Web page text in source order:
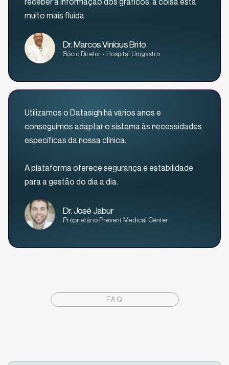
muito mais fluida.
Dr. Marcos Vinícius Brito
Sócio Diretor - Hospital Unigastro
Utilizamos o Datasigh há vários anos e
conseguimos adaptar o sistema às necessidades
específicas da nossa clínica.
A plataforma oferece segurança e estabilidade
para a gestão do dia a dia.
Dr. José Jabur
Proprietário Prevent Medical Center
FAQ